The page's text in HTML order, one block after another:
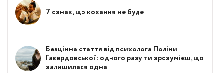
7 ознак, що кохання не буде
Безцінна стаття від психолога Поліни
Гавердовської: одного разу ти зрозумієш, що
залишилася одна